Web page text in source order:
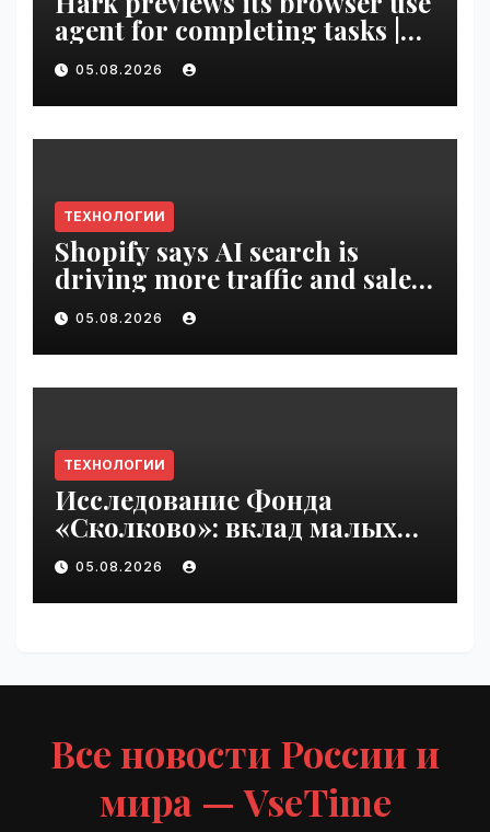
agent for completing tasks |
VseTime.ru
05.08.2026
ТЕХНОЛОГИИ
Shopify says AI search is
driving more traffic and sales,
not replacing Google |
VseTime.ru
05.08.2026
ТЕХНОЛОГИИ
Исследование Фонда
«Сколково»: вклад малых
технологических компаний
в добавленную стоимость
высокотеха вырос вдвое за
05.08.2026
Все новости России и
мира — VseTime